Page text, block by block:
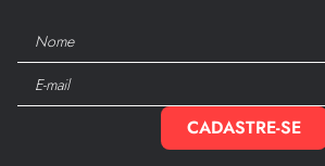
CADASTRE-SE